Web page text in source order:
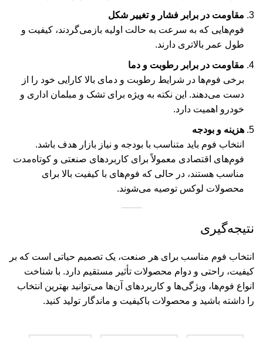
مقاومت در برابر فشار و تغییر شکل
فوم‌هایی که به سرعت به حالت اولیه بازمی‌گردند، کیفیت و
طول عمر بالاتری دارند.
مقاومت در برابر رطوبت و دما
برخی فوم‌ها در شرایط رطوبت و دمای بالا کارایی خود را از
دست می‌دهند. این نکته به ویژه برای تشک و مبلمان اداری و
خودرو اهمیت دارد.
هزینه و بودجه
انتخاب فوم باید متناسب با بودجه و نیاز بازار هدف باشد.
فوم‌های اقتصادی معمولاً برای کاربردهای صنعتی و کوتاه‌مدت
مناسب هستند، در حالی که فوم‌های با کیفیت بالا برای
محصولات لوکس توصیه می‌شوند.
نتیجه‌گیری
انتخاب فوم مناسب برای هر صنعت، یک تصمیم حیاتی است که بر
کیفیت، راحتی و دوام محصولات تأثیر مستقیم دارد. با شناخت
انواع فوم‌ها، ویژگی‌ها و کاربردهای آن‌ها می‌توانید بهترین انتخاب
را داشته باشید و محصولات باکیفیت و ماندگار تولید کنید.